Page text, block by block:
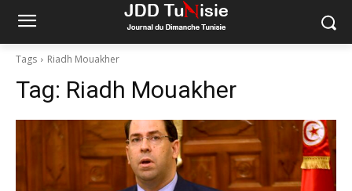
Tags Riadh Mouakher
Tag: Riadh Mouakher